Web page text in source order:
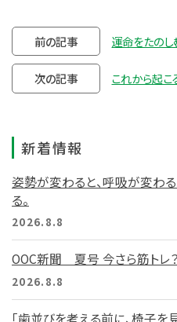
前の記事 運命をたのし
次の記事 これから起
新着情報
姿勢が変わると、呼吸が変わ
る。
2026.8.8
OOC新聞 夏号 今さら筋トレ？
2026.8.8